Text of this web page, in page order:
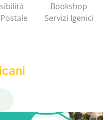
Bookshop
Servizi Igenici